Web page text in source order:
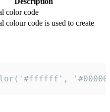
color code
colour code is used to create